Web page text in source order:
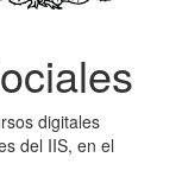
digitales
del IIS, en el